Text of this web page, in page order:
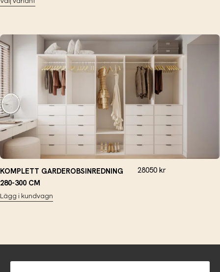
KOMPLETT GARDEROBSINREDNING
280-300 CM
Lägg i kundvagn
28050 kr